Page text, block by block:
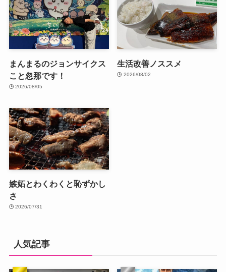
まんまるのジョンサイクス
こと忽那です！
2026/08/05
生活改善ノススメ
2026/08/02
嫉妬とわくわくと恥ずかし
さ
2026/07/31
人気記事